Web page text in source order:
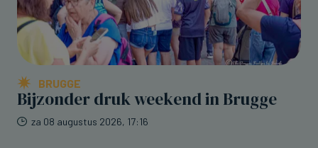
BRUGGE
Bijzonder druk weekend in Brugge
za 08 augustus 2026, 17:16